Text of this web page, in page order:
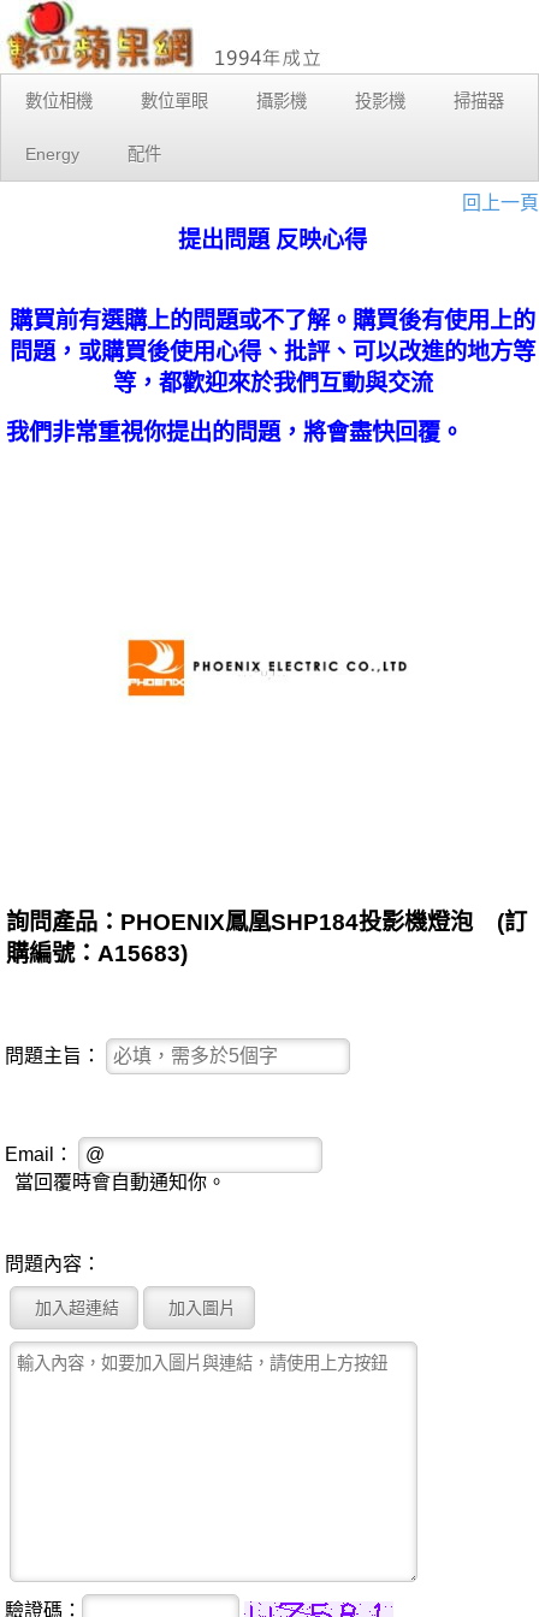
數位相機 數位單眼 攝影機 投影機 掃描器
Energy 配件
回上一頁
提出問題 反映心得
購買前有選購上的問題或不了解。購買後有使用上的
問題，或購買後使用心得、批評、可以改進的地方等
等，都歡迎來於我們互動與交流
我們非常重視你提出的問題，將會盡快回覆。
詢問產品：PHOENIX鳳凰SHP184投影機燈泡 (訂
購編號：A15683)
問題主旨：
Email：
當回覆時會自動通知你。
問題內容：
驗證碼：